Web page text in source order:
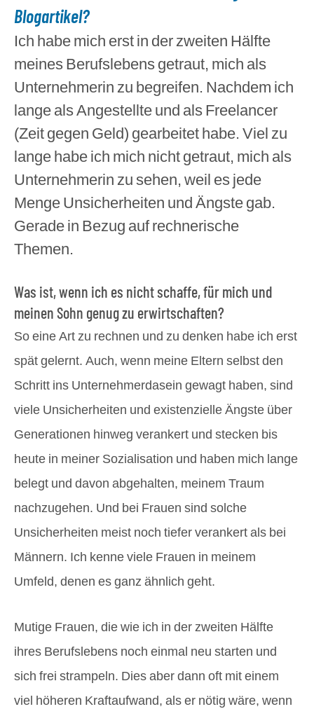
Blogartikel?
Ich habe mich erst in der zweiten Hälfte
meines Berufslebens getraut, mich als
Unternehmerin zu begreifen. Nachdem ich
lange als Angestellte und als Freelancer
(Zeit gegen Geld) gearbeitet habe. Viel zu
lange habe ich mich nicht getraut, mich als
Unternehmerin zu sehen, weil es jede
Menge Unsicherheiten und Ängste gab.
Gerade in Bezug auf rechnerische
Themen.
Was ist, wenn ich es nicht schaffe, für mich und
meinen Sohn genug zu erwirtschaften?
So eine Art zu rechnen und zu denken habe ich erst
spät gelernt. Auch, wenn meine Eltern selbst den
Schritt ins Unternehmerdasein gewagt haben, sind
viele Unsicherheiten und existenzielle Ängste über
Generationen hinweg verankert und stecken bis
heute in meiner Sozialisation und haben mich lange
belegt und davon abgehalten, meinem Traum
nachzugehen. Und bei Frauen sind solche
Unsicherheiten meist noch tiefer verankert als bei
Männern. Ich kenne viele Frauen in meinem
Umfeld, denen es ganz ähnlich geht.
Mutige Frauen, die wie ich in der zweiten Hälfte
ihres Berufslebens noch einmal neu starten und
sich frei strampeln. Dies aber dann oft mit einem
viel höheren Kraftaufwand, als er nötig wäre, wenn